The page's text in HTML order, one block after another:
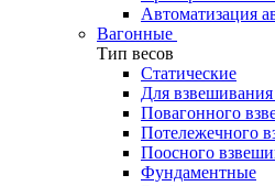
Автоматизация
Вагонные
Тип весов
Статические
Для
Повагонного
Потележечного
Поосного
Фундаментные